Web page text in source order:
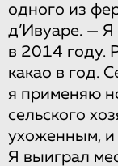
одного из
д’Ивуаре. — Я
в 2014 году.
какао в год.
я применяю
сельского
ухоженным, и
Я выиграл